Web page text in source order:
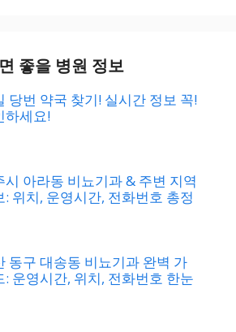
좋을 병원 정보
당번 약국 찾기! 실시간 정보 꼭!
하세요!
시 아라동 비뇨기과 & 주변 지역
: 위치, 운영시간, 전화번호 총정
동구 대송동 비뇨기과 완벽 가
: 운영시간, 위치, 전화번호 한눈